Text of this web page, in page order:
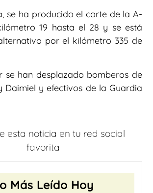
se ha producido el corte de la A-
19 hasta el 28 y se está
por el kilómetro 335 de
se han desplazado bomberos de
Daimiel y efectivos de la Guardia
esta noticia en tu red social
favorita
Más Leído Hoy